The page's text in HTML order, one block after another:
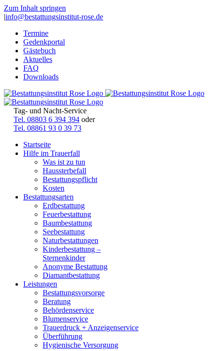
Zum Inhalt springen
|info@bestattungsinstitut-rose.de
Termine
Gedenkportal
Gästebuch
Aktuelles
FAQ
Downloads
Tag- und Nacht-Service
Tel. 08803 6 394 394 oder
Tel. 08861 93 0 39 73
Startseite
Hilfe im Trauerfall
Was ist zu tun
Haussterbefall
Bestattungspflicht
Kosten
Bestattungsarten
Erdbestattung
Feuerbestattung
Baumbestattung
Seebestattung
Naturbestattungen
Kinderbestattung –
Sternenkinder
Anonyme Bestattung
Diamantbestattung
Leistungen
Bestattungsvorsorge
Beratung
Behördenservice
Blumenservice
Trauerdruck + Anzeigenservice
Überführung
Hygienische Versorgung